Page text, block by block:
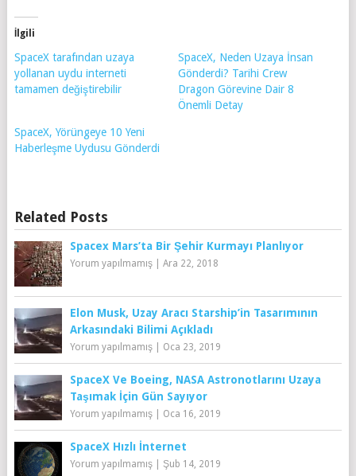
İlgili
SpaceX tarafından uzaya
yollanan uydu interneti
tamamen değiştirebilir
SpaceX, Neden Uzaya İnsan
Gönderdi? Tarihi Crew
Dragon Görevine Dair 8
Önemli Detay
SpaceX, Yörüngeye 10 Yeni
Haberleşme Uydusu Gönderdi
Related Posts
Spacex Mars’ta Bir Şehir Kurmayı Planlıyor
Yorum yapılmamış| Ara 22, 2018
Elon Musk, Uzay Aracı Starship’in Tasarımının
Arkasındaki Bilimi Açıkladı
Yorum yapılmamış| Oca 23, 2019
SpaceX Ve Boeing, NASA Astronotlarını Uzaya
Taşımak İçin Gün Sayıyor
Yorum yapılmamış| Oca 16, 2019
SpaceX Hızlı İnternet
Yorum yapılmamış| Şub 14, 2019